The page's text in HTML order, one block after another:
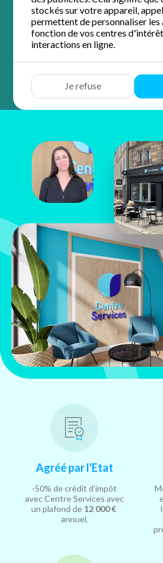
stockés sur votre appareil,
permettent de personnaliser les
fonction de vos centres
interactions en ligne.
Je refuse
4.9 / 5 sur
Devis Discuter Y
Adèle
Josquin
5
Agréé par l'Etat
-50% de crédit d'impôt
avec Centre Services avec
un plafond de 12 000 €
annuel.